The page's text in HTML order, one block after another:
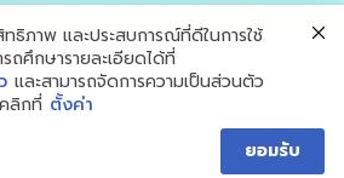
ธิภาพ และประสบการณ์ที่ดีในการใช้
ศึกษารายละเอียดได้ที่
และสามารถจัดการความเป็นส่วนตัว
ลิกที่ ตั้งค่า
ยอมรับ